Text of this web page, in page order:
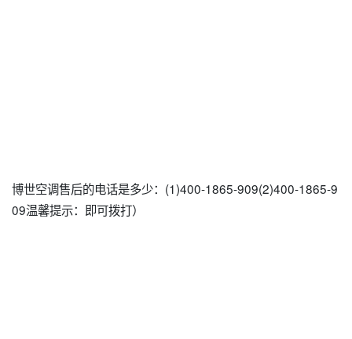
博世空调售后的电话是多少：(1)400-1865-909(2)400-1865-9
09温馨提示：即可拨打）